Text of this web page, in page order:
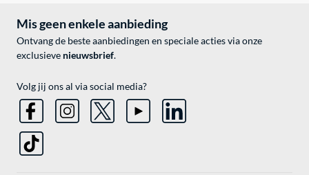
Mis geen enkele aanbieding
Ontvang de beste aanbiedingen en speciale acties via onze
exclusieve nieuwsbrief.
Volg jij ons al via social media?